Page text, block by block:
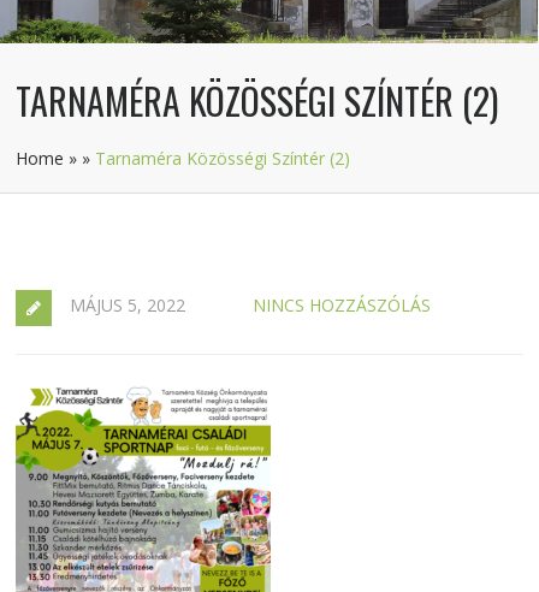
TARNAMÉRA KÖZÖSSÉGI SZÍNTÉR (2)
Home » » Tarnaméra Közösségi Színtér (2)
MÁJUS 5, 2022 NINCS HOZZÁSZÓLÁS